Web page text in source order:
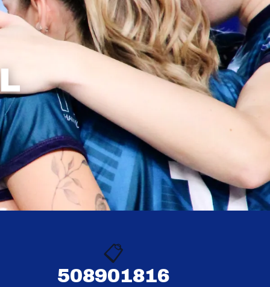
📋
508901816